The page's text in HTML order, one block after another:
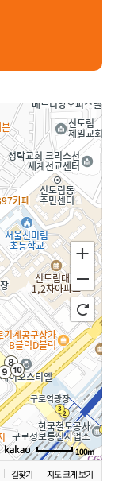
100m
길찾기 지도 크게 보기